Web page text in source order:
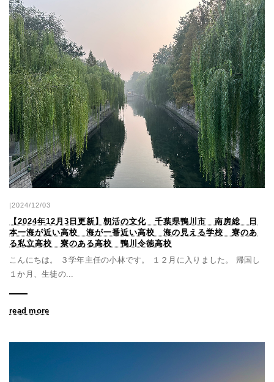
|2024/12/03
【2024年12月3日更新】朝活の文化 千葉県鴨川市 南房総 日
本一海が近い高校 海が一番近い高校 海の見える学校 寮のあ
る私立高校 寮のある高校 鴨川令徳高校
こんにちは。 ３学年主任の小林です。 １２月に入りました。 帰国し
１か月、生徒の...
read more